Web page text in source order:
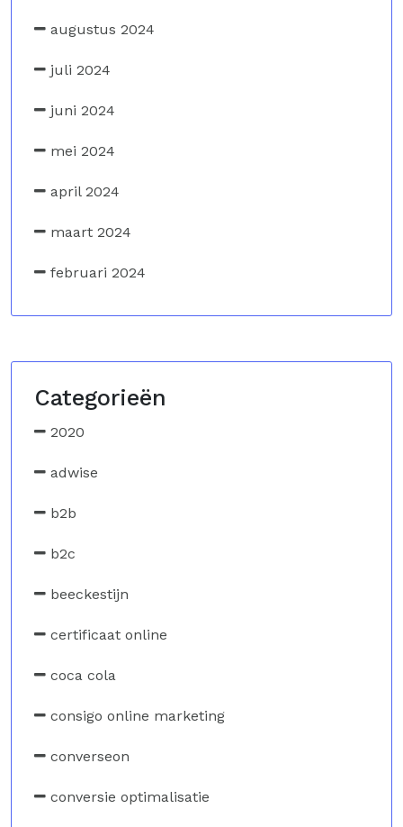
augustus 2024
juli 2024
juni 2024
mei 2024
april 2024
maart 2024
februari 2024
Categorieën
2020
adwise
b2b
b2c
beeckestijn
certificaat online
coca cola
consigo online marketing
converseon
conversie optimalisatie